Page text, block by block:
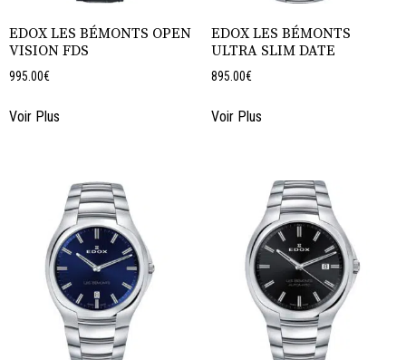
EDOX LES BÉMONTS OPEN
VISION FDS
995.00€
Voir Plus
EDOX LES BÉMONTS
ULTRA SLIM DATE
895.00€
Voir Plus